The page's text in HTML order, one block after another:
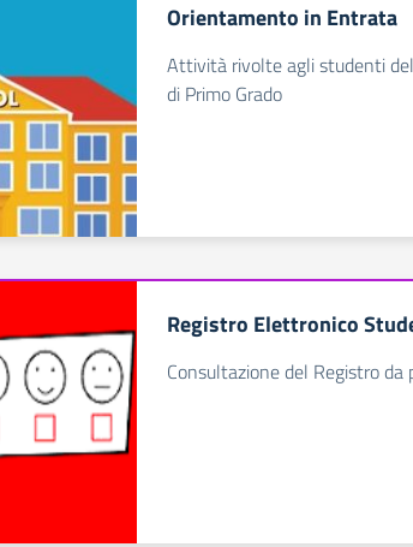
Orientamento in Entrata
Attività rivolte agli studenti
di Primo Grado
Registro Elettronico
Consultazione del Registro